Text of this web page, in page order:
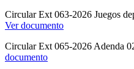
Circular Ext 063-2026 Juegos
Ver documento
Circular Ext 065-2026 Adenda
documento